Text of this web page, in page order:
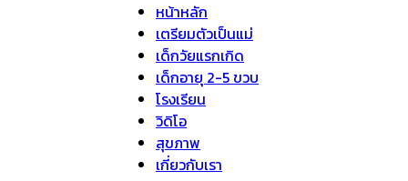
หน้าหลัก
เตรียมตัวเป็นแม่
เด็กวัยแรกเกิด
เด็กอายุ 2-5 ขวบ
โรงเรียน
วิดิโอ
สุขภาพ
เกี่ยวกับเรา